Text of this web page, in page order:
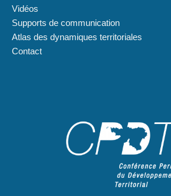
Vidéos
Supports de communication
Atlas des dynamiques territoriales
Contact